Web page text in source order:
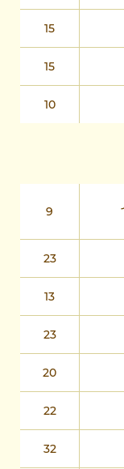
15
15
10
9
23
13
23
20
22
32